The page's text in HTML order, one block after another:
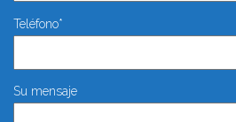
Teléfono*
Su mensaje